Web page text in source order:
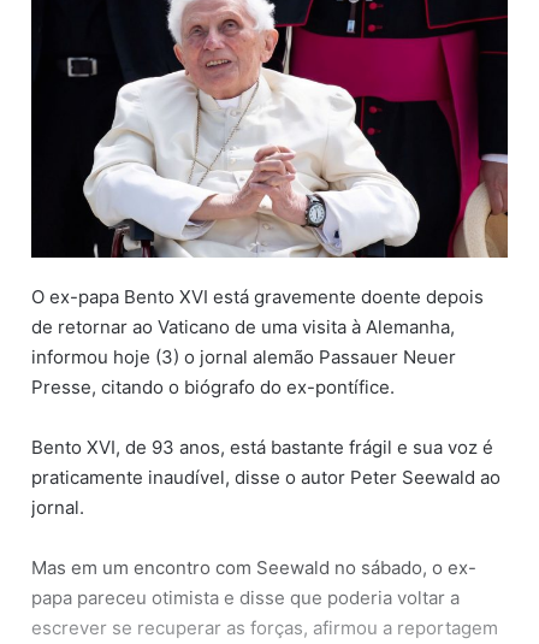
e
u
m
e
m
a
i
l
O ex-papa Bento XVI está gravemente doente depois
de retornar ao Vaticano de uma visita à Alemanha,
informou hoje (3) o jornal alemão Passauer Neuer
Presse, citando o biógrafo do ex-pontífice.
Bento XVI, de 93 anos, está bastante frágil e sua voz é
praticamente inaudível, disse o autor Peter Seewald ao
jornal.
Mas em um encontro com Seewald no sábado, o ex-
papa pareceu otimista e disse que poderia voltar a
escrever se recuperar as forças, afirmou a reportagem